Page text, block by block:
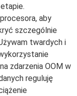
aby
szczególnie
twardych i
zdarzenia OOM w
reguluję